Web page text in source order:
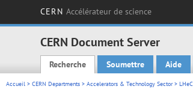
CERN Accélérateur de science
CERN Document Server
Main menu
Recherche Soumettre Aide
Accueil > CERN Departments > Accelerators & Technology Sector>